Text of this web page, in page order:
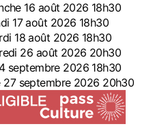
16 août 2026 18h30
17 août 2026 18h30
18 août 2026 18h30
26 août 2026 20h30
septembre 2026 18h30
27 septembre 2026 20h30